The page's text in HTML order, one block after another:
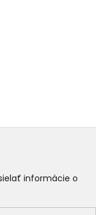
informácie o